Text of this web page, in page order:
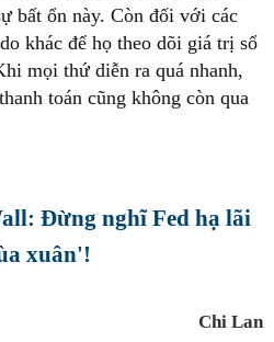
bất ổn này. Còn đối với các
khác để họ theo dõi giá trị sổ
mọi thứ diễn ra quá nhanh,
toán cũng không còn qua
Đừng nghĩ Fed hạ lãi
xuân'!
Chi Lan